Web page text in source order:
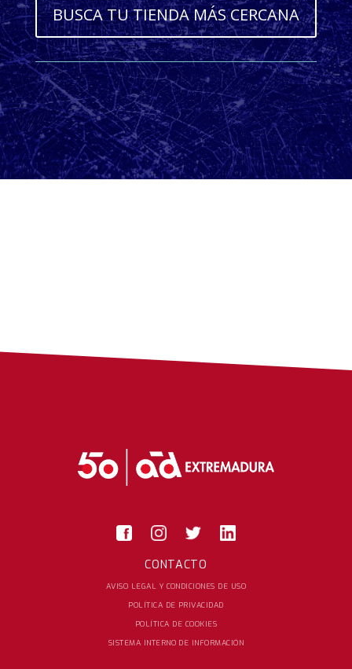
BUSCA TU TIENDA MÁS CERCANA
CONTACTO
AVISO LEGAL Y CONDICIONES DE USO
POLÍTICA DE PRIVACIDAD
POLÍTICA DE COOKIES
SISTEMA INTERNO DE INFORMACIÓN